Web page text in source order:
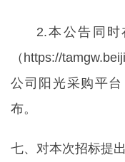
2.本公告同
（https://
公司阳光采购平台
布。
七、对本次招标提